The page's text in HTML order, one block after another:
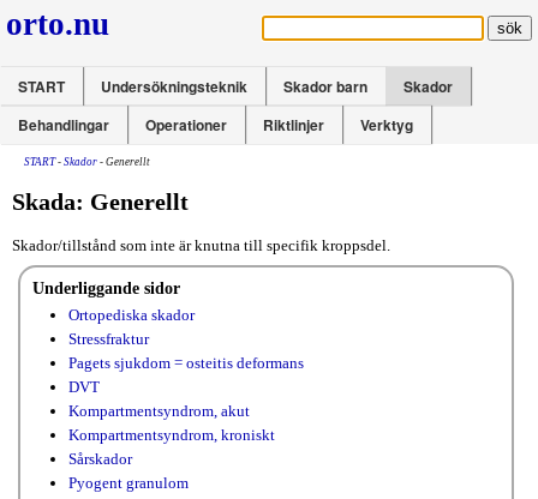
orto.nu
START Undersökningsteknik Skador barn
Skador
Behandlingar
Operationer Riktlinjer Verktyg
START- Skador - Generellt
Skada: Generellt
Skador/tillstånd som inte är knutna till specifik kroppsdel.
Underliggande sidor
Ortopediska skador
Stressfraktur
Pagets sjukdom = osteitis deformans
DVT
Kompartmentsyndrom, akut
Kompartmentsyndrom, kroniskt
Sårskador
Pyogent granulom